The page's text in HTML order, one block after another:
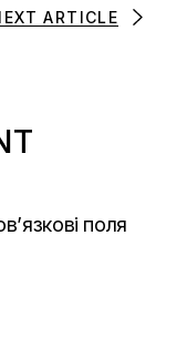
ARTICLE
поля